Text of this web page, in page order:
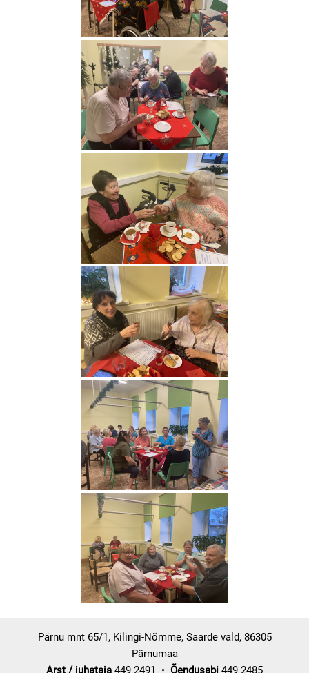
Pärnu mnt 65/1, Kilingi-Nõmme, Saarde vald, 86305
Pärnumaa
Arst / juhataja 449 2491 • Õendusabi 449 2485